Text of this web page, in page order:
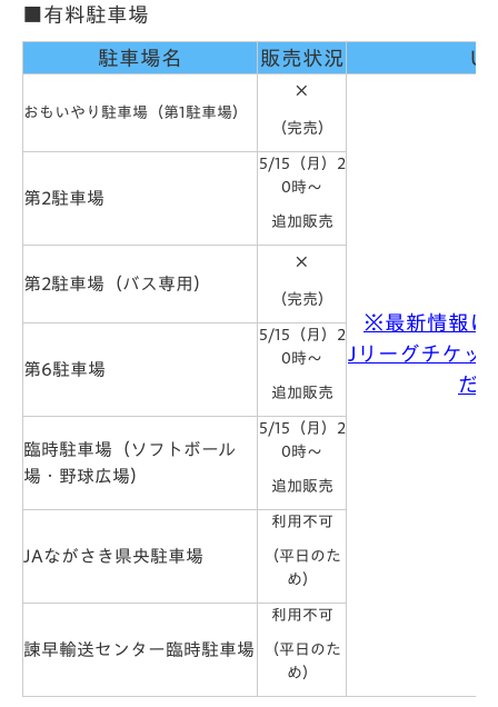
■有料駐車場
駐車場名 販売状況
おもいやり駐車場（第1駐車場）
×
（完売）
※最新情報に
Jリーグチケッ
だ
第2駐車場
5/15（月）2
0時～
追加販売
第2駐車場（バス専用）
×
（完売）
第6駐車場
5/15（月）2
0時～
追加販売
臨時駐車場（ソフトボール
場・野球広場）
5/15（月）2
0時～
追加販売
JAながさき県央駐車場
利用不可
（平日のた
め）
諫早輸送センター臨時駐車場
利用不可
（平日のた
め）